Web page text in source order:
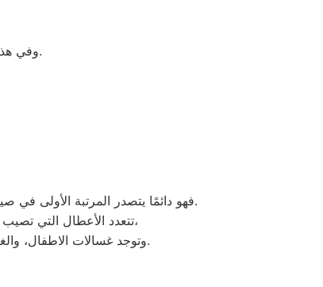
وفي هذه الحالة يجب عليك الاتصال بخدمة ديب فريزر فريجيدير شبين الكوم لعمل الإصلاحات اللازمة.
فهو دائمًا يتصدر المرتبة الأولى في صيانة جميع أنواع الغسالات الخاصة بماركة فريجيدير تحت أيدي أنسب المهندسين، مع مراعاة توفير أفضل خدمات الدعم الفنى.
تتعدد الأعطال التي تصيب الغسالات بمختلف فئات الصنع والنوع من غسالات فريجيدير اوتوماتيك، واخرى فوق اوتوماتيك، والنصف اتوماتيك،
وتوجد غسالات الاطفال، والغسالات العادية، ويتمتع مركز خدمة العملاء بوجود مهارة وخبرة عالية لافضل خدمة صيانة لعملاء فريجيدير في مصر.